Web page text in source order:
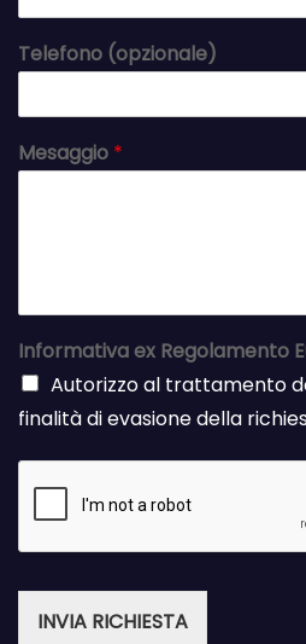
Telefono (opzionale)
Mesaggio *
Informativa ex Regolamento
Autorizzo al trattamento
finalità di evasione della
INVIA RICHIESTA